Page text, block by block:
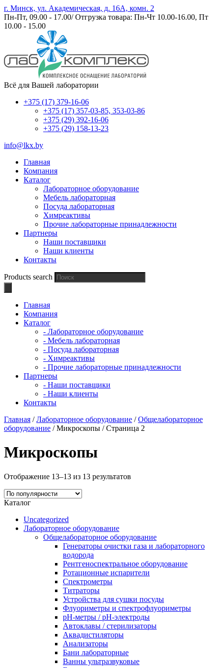
г. Минск, ул. Академическая, д. 16А, комн. 2
Пн-Пт, 09.00 - 17.00/ Отгрузка товара: Пн-Чт 10.00-16.00, Пт
10.00 - 15.00
Всё для Вашей лаборатории
+375 (17) 379-16-06
+375 (17) 357-03-85, 353-03-86
+375 (29) 392-16-06
+375 (29) 158-13-23
info@lkx.by
Главная
Компания
Каталог
Лабораторное оборудование
Мебель лабораторная
Посуда лабораторная
Химреактивы
Прочие лабораторные принадлежности
Партнеры
Наши поставщики
Наши клиенты
Контакты
Products search
Главная
Компания
Каталог
- Лабораторное оборудование
- Мебель лабораторная
- Посуда лабораторная
- Химреактивы
- Прочие лабораторные принадлежности
Партнеры
- Наши поставщики
- Наши клиенты
Контакты
Главная /Лабораторное оборудование /Общелабораторное
оборудование / Микроскопы / Страница 2
Микроскопы
Отображение 13–13 из 13 результатов
Каталог
Uncategorized
Лабораторное оборудование
Общелабораторное оборудование
Генераторы очистки газа и лабораторного
водорода
Рентгеноспектральное оборудование
Ротационные испарители
Спектрометры
Титраторы
Устройства для сушки посуды
Флуориметры и спектрофлуориметры
pН-метры / рН-электроды
Автоклавы / стерилизаторы
Аквадистиляторы
Анализаторы
Бани лабораторные
Ванны ультразвуковые